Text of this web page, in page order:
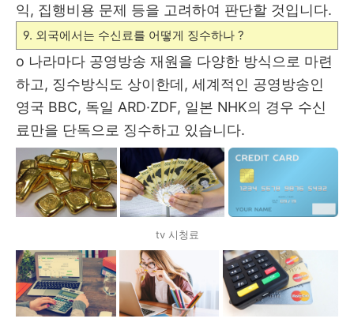
익, 집행비용 문제 등을 고려하여 판단할 것입니다.
9. 외국에서는 수신료를 어떻게 징수하나 ?
o 나라마다 공영방송 재원을 다양한 방식으로 마련
하고 , 징수방식도 상이한데, 세계적인 공영방송인
영국 BBC, 독일 ARD·ZDF, 일본 NHK의 경우 수신
료만을 단독으로 징수하고 있습니다.
tv 시청료